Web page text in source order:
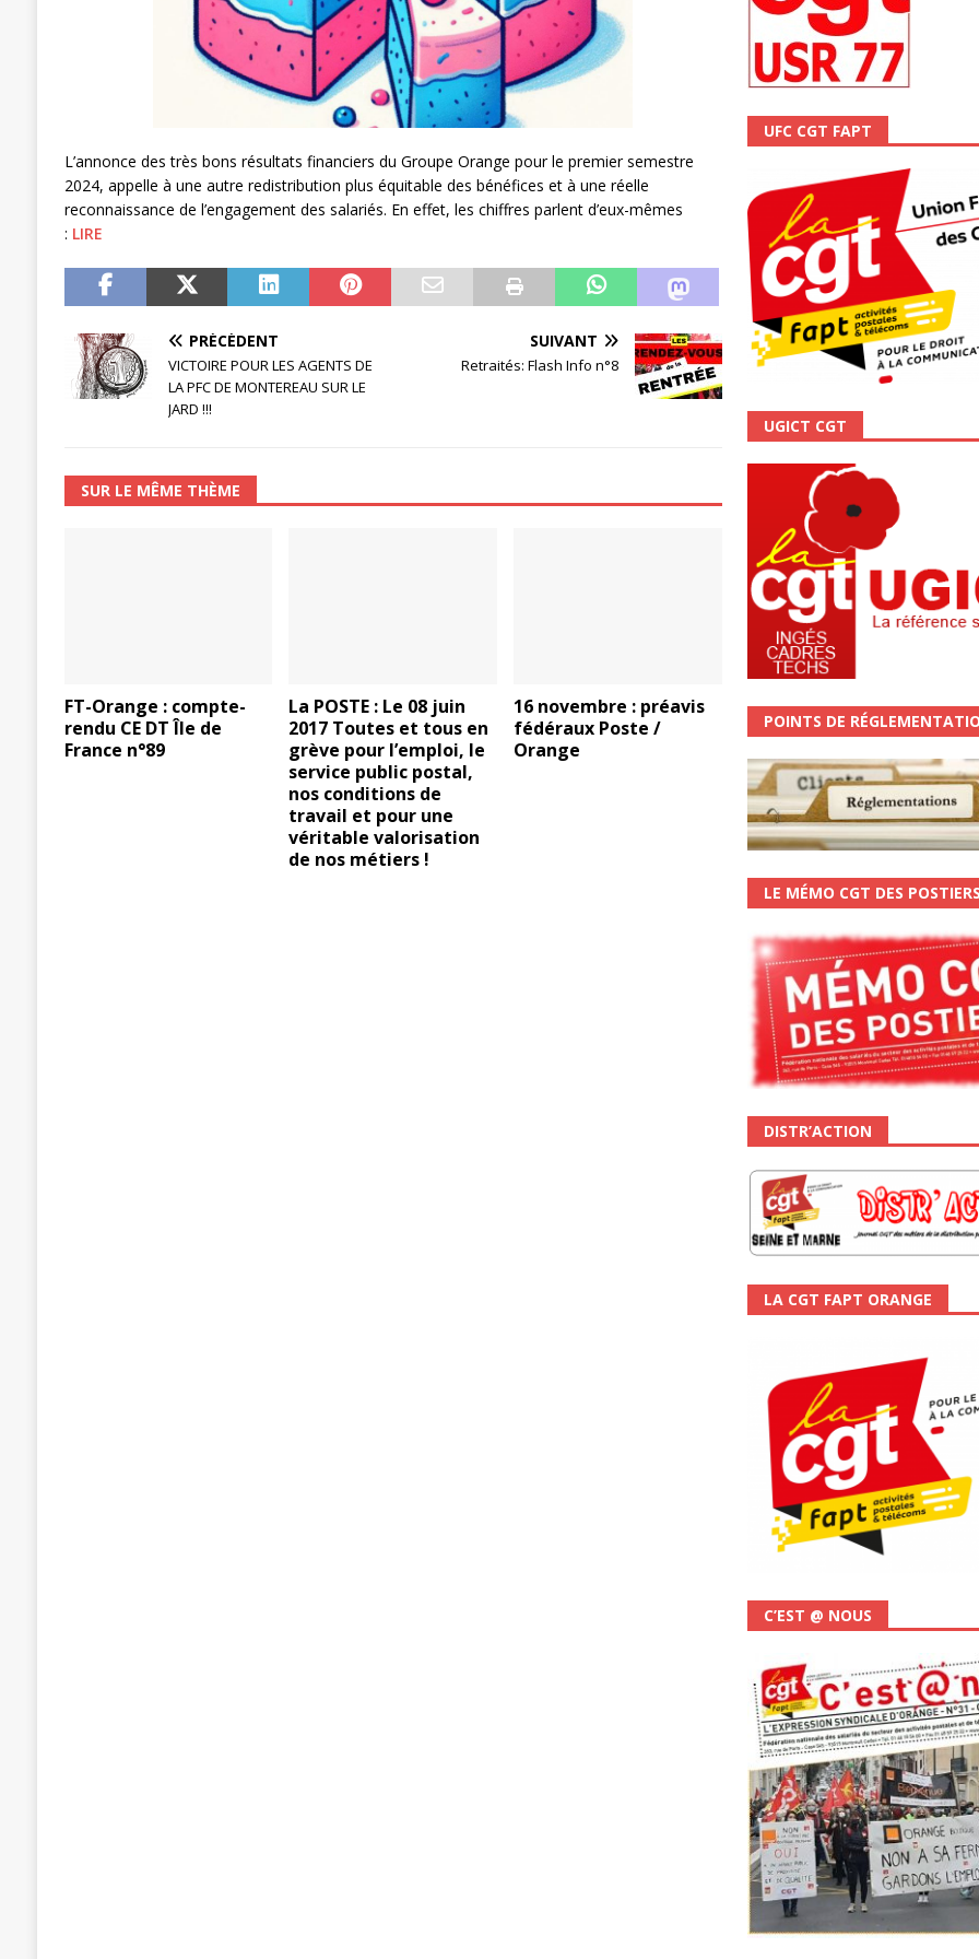
[ 27 avril 2024 ] 1er MAI 2024 ACTUALITÉ
L’annonce des très bons résultats financiers du Groupe Orange pour le premier semestre
2024, appelle à une autre redistribution plus équitable des bénéfices et à une réelle
reconnaissance de l’engagement des salariés. En effet, les chiffres parlent d’eux-mêmes
: LIRE
PRÉCÉDENT
VICTOIRE POUR LES AGENTS DE
LA PFC DE MONTEREAU SUR LE
JARD !!!
SUIVANT
Retraités: Flash Info n°8
SUR LE MÊME THÈME
FT-Orange : compte-
rendu CE DT Île de
France n°89
La POSTE : Le 08 juin
2017 Toutes et tous en
grève pour l’emploi, le
service public postal,
nos conditions de
travail et pour une
véritable valorisation
de nos métiers !
16 novembre : préavis
fédéraux Poste /
Orange
UFC CGT FAPT
UGICT CGT
POINTS DE
LE MÉMO CGT DES
DISTR’ACTION
LA CGT FAPT ORANGE
C’EST @ NOUS